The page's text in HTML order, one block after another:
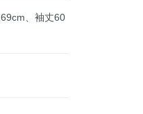
、袖丈60